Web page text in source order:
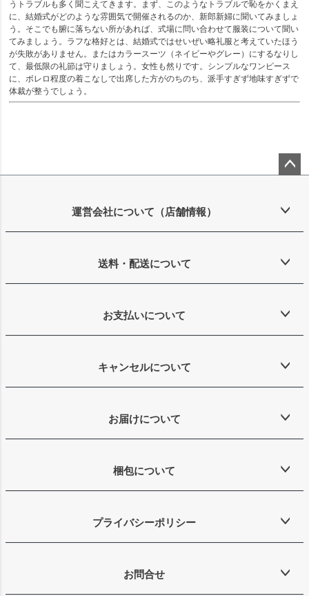
うトラブルも多く聞こえてきます。まず、このようなトラブルで恥をかくまえ
に、結婚式がどのような雰囲気で開催されるのか、新郎新婦に聞いてみましょ
う。そこでも腑に落ちない所があれば、式場に問い合わせて服装について聞い
てみましょう。ラフな格好とは、結婚式ではせいぜい略礼服と考えていたほう
が失敗がありません。またはカラースーツ（ネイビーやグレー）にするなりし
て、最低限の礼節は守りましょう。女性も然りです。シンプルなワンピース
に、ボレロ程度の着こなしで出席した方がのちのち、派手すぎず地味すぎずで
体裁が整うでしょう。
ップ
運営会社について（店舗情報）
送料・配送について
お支払いについて
キャンセルについて
お届けについて
梱包について
プライバシーポリシー
お問合せ